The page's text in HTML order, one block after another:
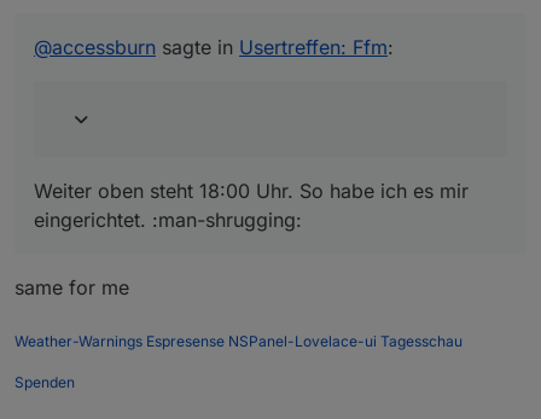
Meeting link:
https://teams.live.com/meet/9321
mir eingerichtet. :man-shrugging:
@accessburn sagte in Usertreffen: Ffm:
Weiter oben steht 18:00 Uhr. So habe ich es mir
eingerichtet. :man-shrugging:
same for me
Weather-Warnings Espresense NSPanel-Lovelace-ui Tagesschau
Spenden